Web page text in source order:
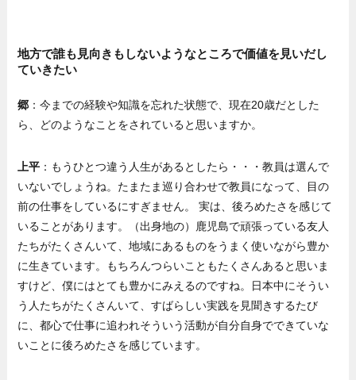
地方で誰も見向きもしないようなところで価値を見いだし
ていきたい
郷 ：今までの経験や知識を忘れた状態で、現在20歳だとした
ら、どのようなことをされていると思いますか。
上平 ：もうひとつ違う人生があるとしたら・・・教員は選んで
いないでしょうね。たまたま巡り合わせで教員になって、目の
前の仕事をしているにすぎません。 実は、後ろめたさを感じて
いることがあります。（出身地の）鹿児島で頑張っている友人
たちがたくさんいて、地域にあるものをうまく使いながら豊か
に生きています。もちろんつらいこともたくさんあると思いま
すけど、僕にはとても豊かにみえるのですね。日本中にそうい
う人たちがたくさんいて、すばらしい実践を見聞きするたび
に、都心で仕事に追われそういう活動が自分自身でできていな
いことに後ろめたさを感じています。